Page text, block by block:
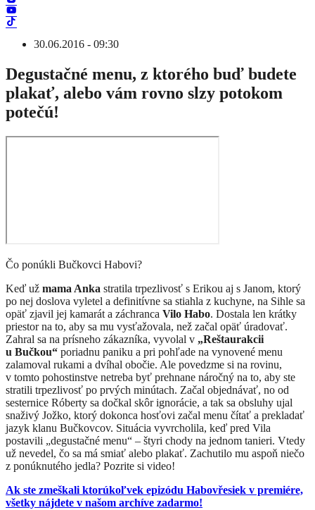
30.06.2016 - 09:30
Degustačné menu, z ktorého buď budete
plakať, alebo vám rovno slzy potokom
potečú!
Čo ponúkli Bučkovci Habovi?
Keď už mama Anka stratila trpezlivosť s Erikou aj s Janom, ktorý
po nej doslova vyletel a definitívne sa stiahla z kuchyne, na Sihle sa
opäť zjavil jej kamarát a záchranca Vilo Habo. Dostala len krátky
priestor na to, aby sa mu vysťažovala, než začal opäť úradovať.
Zahral sa na prísneho zákazníka, vyvolal v „Reštaurakcii
u Bučkou“ poriadnu paniku a pri pohľade na vynovené menu
zalamoval rukami a dvíhal obočie. Ale povedzme si na rovinu,
v tomto pohostinstve netreba byť prehnane náročný na to, aby ste
stratili trpezlivosť po prvých minútach. Začal objednávať, no od
sesternice Róberty sa dočkal skôr ignorácie, a tak sa obsluhy ujal
snaživý Jožko, ktorý dokonca hosťovi začal menu čítať a prekladať
jazyk klanu Bučkovcov. Situácia vyvrcholila, keď pred Vila
postavili „degustačné menu“ – štyri chody na jednom tanieri. Vtedy
už nevedel, čo sa má smiať alebo plakať. Zachutilo mu aspoň niečo
z ponúknutého jedla? Pozrite si video!
Ak ste zmeškali ktorúkoľvek epizódu Habovřesiek v premiére,
všetky nájdete v našom archíve zadarmo!